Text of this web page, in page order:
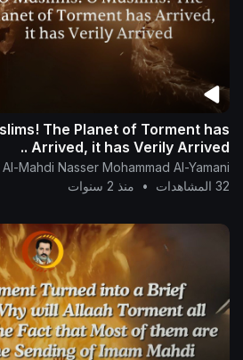
The Planet of Torment has
Arrived, it has Verily Arrived ..
32 المشاهدات
• منذ 2 سنوات